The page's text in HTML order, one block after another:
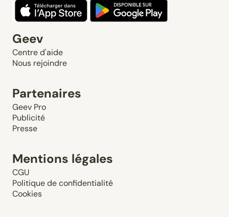
Geev
Centre d'aide
Nous rejoindre
Partenaires
Geev Pro
Publicité
Presse
Mentions légales
CGU
Politique de confidentialité
Cookies